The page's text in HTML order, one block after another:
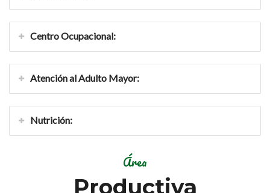
Centro Ocupacional:
Atención al Adulto Mayor:
Nutrición:
Área
Productiva